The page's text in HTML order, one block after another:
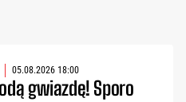
05.08.2026 18:00
gwiazdę! Sporo